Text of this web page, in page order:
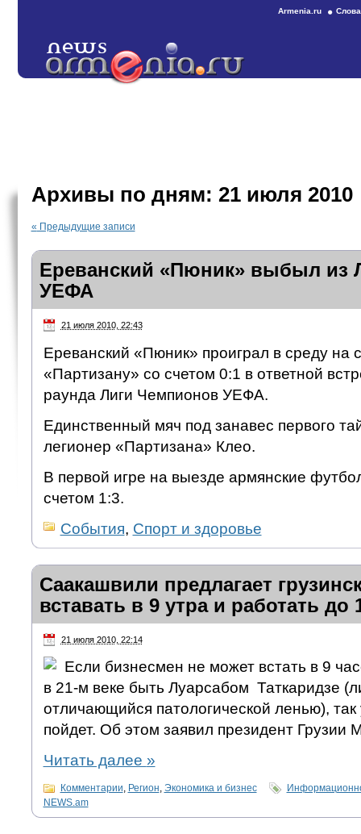
Armenia.ru
Архивы по дням: 21 июля 2010
« Предыдущие записи
Ереванский «Пюник» выбыл из
УЕФА
21 июля 2010, 22:43
Ереванский «Пюник» проиграл в среду на
«Партизану» со счетом 0:1 в ответной
раунда Лиги Чемпионов УЕФА.
Единственный мяч под занавес первого
легионер «Партизана» Клео.
В первой игре на выезде армянские
счетом 1:3.
События, Спорт и здоровье
Саакашвили предлагает
вставать в 9 утра и работать до
21 июля 2010, 22:14
Если бизнесмен не может встать в 9
в 21-м веке быть Луарсабом Таткаридзе
отличающийся патологической ленью), так
пойдет. Об этом заявил президент
Читать далее »
Комментарии, Регион, Экономика и бизнес
NEWS.am